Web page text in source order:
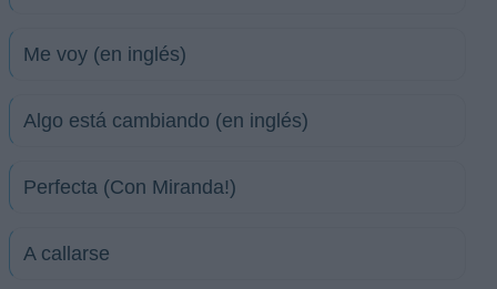
Me voy (en inglés)
Algo está cambiando (en inglés)
Perfecta (Con Miranda!)
A callarse